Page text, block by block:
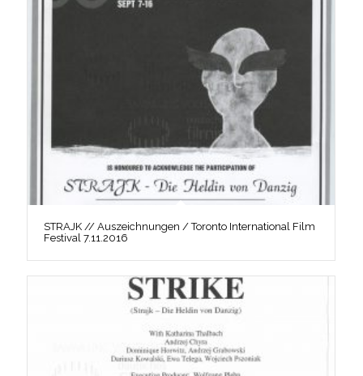
STRAJK // Auszeichnungen / Toronto International Film
Festival 7.11.2016